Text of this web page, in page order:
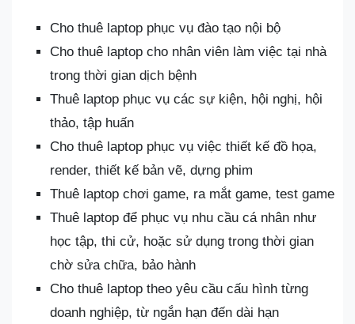
Cho thuê laptop phục vụ đào tạo nội bộ
Cho thuê laptop cho nhân viên làm việc tại nhà
trong thời gian dịch bệnh
Thuê laptop phục vụ các sự kiện, hội nghị, hội
thảo, tập huấn
Cho thuê laptop phục vụ việc thiết kế đồ họa,
render, thiết kế bản vẽ, dựng phim
Thuê laptop chơi game, ra mắt game, test game
Thuê laptop để phục vụ nhu cầu cá nhân như
học tập, thi cử, hoặc sử dụng trong thời gian
chờ sửa chữa, bảo hành
Cho thuê laptop theo yêu cầu cấu hình từng
doanh nghiệp, từ ngắn hạn đến dài hạn